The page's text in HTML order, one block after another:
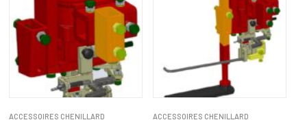
ACCESSOIRES CHENILLARD ACCESSOIRES CHENILLARD